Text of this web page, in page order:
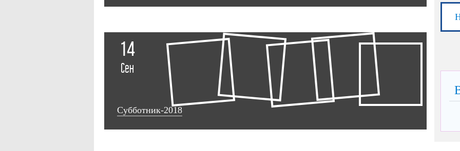
14
Сен
Субботник-2018